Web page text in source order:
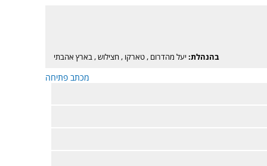
בהנהלת: יעל מהדרום ,טארקו ,חצילוש,בארץ אהבתי
מכתב פתיחה